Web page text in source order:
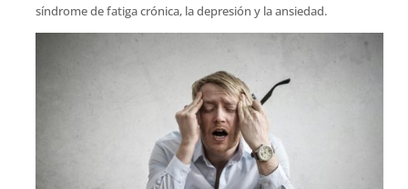
síndrome de fatiga crónica, la depresión y la ansiedad.